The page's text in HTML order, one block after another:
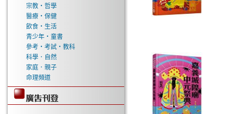
宗教‧哲學
醫療‧保健
飲食‧生活
青少年‧童書
參考‧考試‧教科
科學．自然
家庭．親子
命理頻道